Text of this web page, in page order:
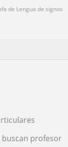
de Lengua de signos
profesor